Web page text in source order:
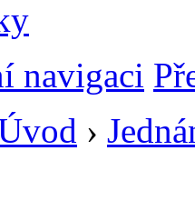
navigaci
›